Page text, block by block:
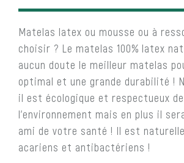
Matelas latex ou mousse ou à
choisir ? Le matelas 100% latex
aucun doute le meilleur matelas
optimal et une grande durabilité !
il est écologique et respectueux de
l’environnement mais en plus il
ami de votre santé ! Il est
acariens et antibactériens !